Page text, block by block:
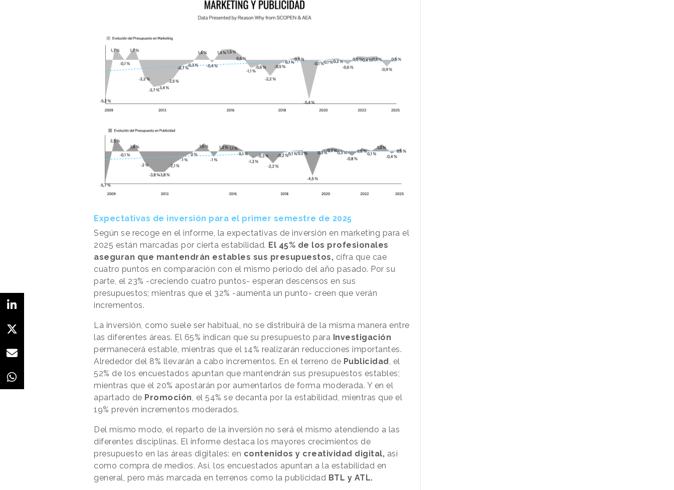
Expectativas de inversión para el primer semestre de 2025
Según se recoge en el informe, la expectativas de inversión en marketing para el
2025 están marcadas por cierta estabilidad. El 45% de los profesionales
aseguran que mantendrán estables sus presupuestos, cifra que cae
cuatro puntos en comparación con el mismo periodo del año pasado. Por su
parte, el 23% -creciendo cuatro puntos- esperan descensos en sus
presupuestos; mientras que el 32% -aumenta un punto- creen que verán
incrementos.
La inversión, como suele ser habitual, no se distribuirá de la misma manera entre
las diferentes áreas. El 65% indican que su presupuesto para Investigación
permanecerá estable, mientras que el 14% realizarán reducciones importantes.
Alrededor del 8% llevarán a cabo incrementos. En el terreno de Publicidad , el
52% de los encuestados apuntan que mantendrán sus presupuestos estables;
mientras que el 20% apostarán por aumentarlos de forma moderada. Y en el
apartado de Promoción , el 54% se decanta por la estabilidad, mientras que el
19% prevén incrementos moderados.
Del mismo modo, el reparto de la inversión no será el mismo atendiendo a las
diferentes disciplinas. El informe destaca los mayores crecimientos de
presupuesto en las áreas digitales: en contenidos y creatividad digital, así
como compra de medios. Así, los encuestados apuntan a la estabilidad en
general, pero más marcada en terrenos como la publicidad BTL y ATL.